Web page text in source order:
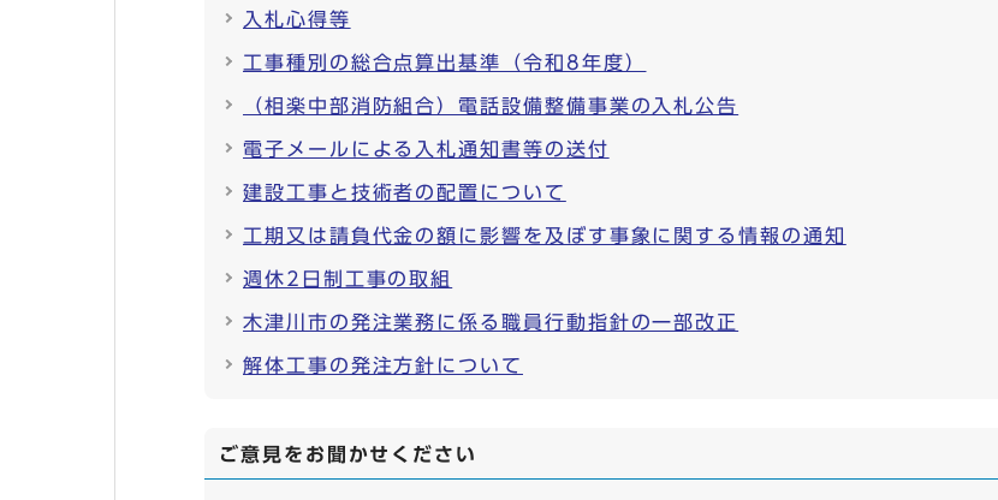
入札心得等
工事種別の総合点算出基準（令和8年度）
（相楽中部消防組合）電話設備整備事業の入札公告
電子メールによる入札通知書等の送付
建設工事と技術者の配置について
工期又は請負代金の額に影響を及ぼす事象に関する情報の通知
週休2日制工事の取組
木津川市の発注業務に係る職員行動指針の一部改正
解体工事の発注方針について
ご意見をお聞かせください